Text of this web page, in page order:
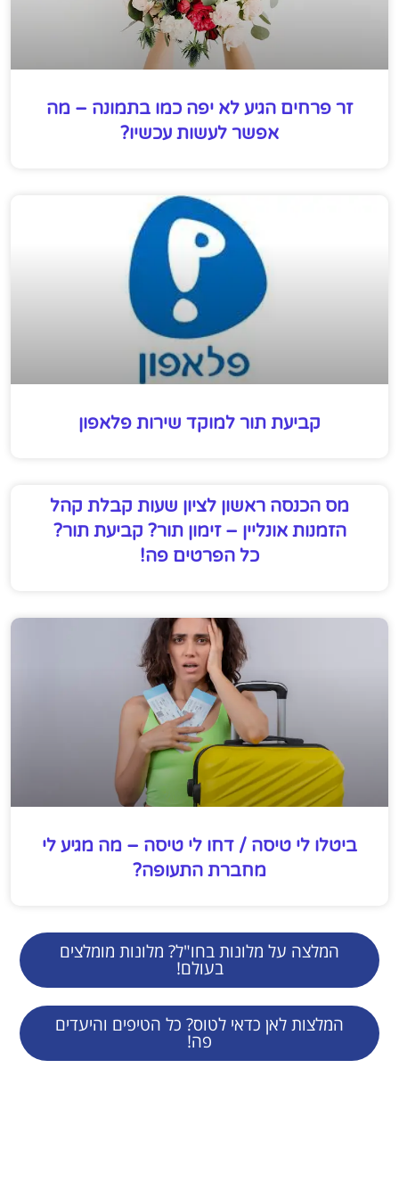
זר פרחים הגיע לא יפה כמו בתמונה – מה
אפשר לעשות עכשיו?
קביעת תור למוקד שירות פלאפון
מס הכנסה ראשון לציון שעות קבלת קהל
הזמנות אונליין – זימון תור? קביעת תור?
כל הפרטים פה!
ביטלו לי טיסה / דחו לי טיסה – מה מגיע לי
מחברת התעופה?
המלצה על מלונות בחו"ל? מלונות מומלצים
בעולם!
המלצות לאן כדאי לטוס? כל הטיפים והיעדים
פה!